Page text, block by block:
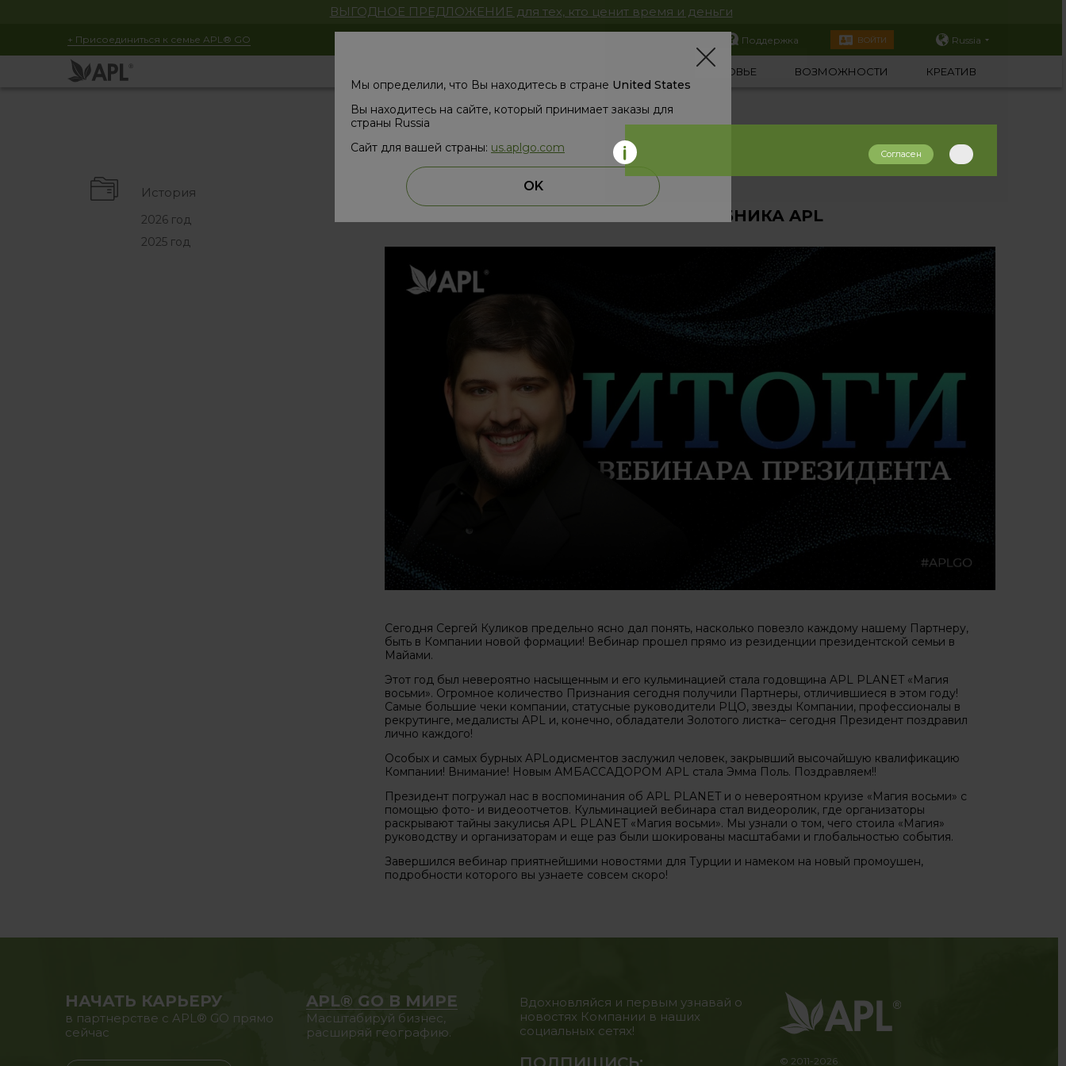
ВЫГОДНОЕ ПРЕДЛОЖЕНИЕ для тех, кто ценит время и деньги
+ Присоединиться к семье APL® GO Поддержка ВОЙТИ Russia
ЗДОРОВЬЕ ВОЗМОЖНОСТИ КРЕАТИВ
История
2026 год
2025 год
ИТОГИ ВЕБИНАРА ГЛАВНОГО ВОЛШЕБНИКА APL
Сегодня Сергей Куликов предельно ясно дал понять, насколько повезло каждому нашему Партнеру,
быть в Компании новой формации! Вебинар прошел прямо из резиденции президентской семьи в
Майами.
Этот год был невероятно насыщенным и его кульминацией стала годовщина APL PLANET «Магия
восьми». Огромное количество Признания сегодня получили Партнеры, отличившиеся в этом году!
Самые большие чеки компании, статусные руководители РЦО, звезды Компании, профессионалы в
рекрутинге, медалисты APL и, конечно, обладатели Золотого листка– сегодня Президент поздравил
лично каждого!
Особых и самых бурных APLодисментов заслужил человек, закрывший высочайшую квалификацию
Компании! Внимание! Новым АМБАССАДОРОМ APL стала Эмма Поль. Поздравляем!!
Президент погружал нас в воспоминания об APL PLANET и о невероятном круизе «Магия восьми» с
помощью фото- и видеоотчетов. Кульминацией вебинара стал видеоролик, где организаторы
раскрывают тайны закулисья APL PLANET «Магия восьми». Мы узнали о том, чего стоила «Магия»
руководству и организаторам и еще раз были шокированы масштабами и глобальностью события.
Завершился вебинар приятнейшими новостями для Турции и намеком на новый промоушен,
подробности которого вы узнаете совсем скоро!
НАЧАТЬ КАРЬЕРУ
в партнерстве с APL® GO прямо
сейчас
APL® GO В МИРЕ
Масштабируй бизнес,
расширяй географию.
Вдохновляйся и первым узнавай о
новостях Компании в наших
социальных сетях!
© 2011-2026
Мы определили, что Вы находитесь в стране United States
Вы находитесь на сайте, который принимает заказы для
страны Russia
Сайт для вашей страны: us.aplgo.com
OK
Согласен